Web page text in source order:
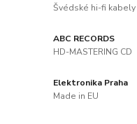
Švédské hi-fi
ABC RECORDS
HD-MASTERING CD
Elektronika Praha
Made in EU